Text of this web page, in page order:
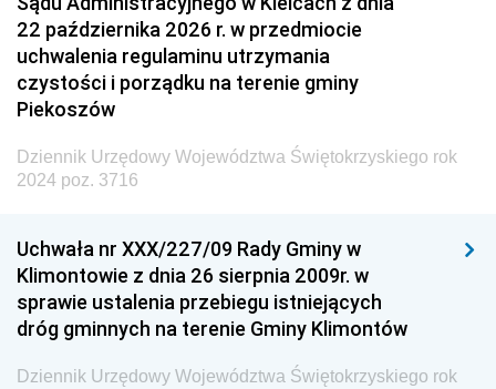
22 października 2026 r. w przedmiocie
uchwalenia regulaminu utrzymania
czystości i porządku na terenie gminy
Piekoszów
Dziennik Urzędowy Województwa Świętokrzyskiego rok
2024 poz. 3716
Uchwała nr XXX/227/09 Rady Gminy w
Klimontowie z dnia 26 sierpnia 2009r. w
sprawie ustalenia przebiegu istniejących
dróg gminnych na terenie Gminy Klimontów
Dziennik Urzędowy Województwa Świętokrzyskiego rok